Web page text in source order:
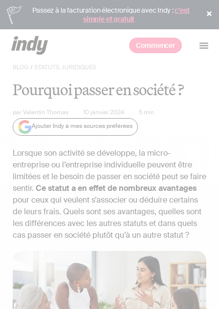
Passez à la facturation électronique avec Indy :c’est
simple et gratuit
Commencer
BLOG / STATUTS JURIDIQUES
Pourquoi passer en société ?
parValentin Thomas 10 janvier 2024 5 min
Ajouter Indy à mes sources préférées
Lorsque son activité se développe, la micro-
entreprise ou l’entreprise individuelle peuvent être
limitées et le besoin de passer en société peut se faire
sentir. Ce statut a en effet de nombreux avantages
pour ceux qui veulent s’associer ou déduire certains
de leurs frais. Quels sont ses avantages, quelles sont
les différences avec les autres statuts et dans quels
cas passer en société plutôt qu’à un autre statut ?